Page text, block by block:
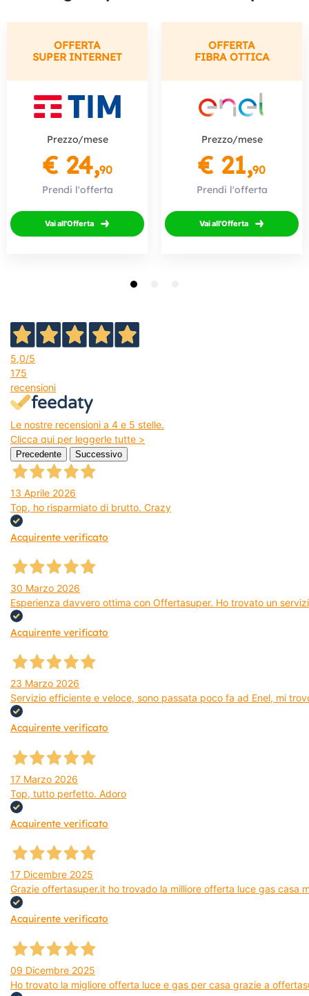
OFFERTA
SUPER INTERNET
Prezzo/mese
€ 24,90
Prendi l'offerta
Vai all'Offerta
OFFERTA
FIBRA OTTICA
Prezzo/mese
€ 21,90
Prendi l'offerta
Vai all'Offerta
5,0/5
175
recensioni
Le nostre recensioni a 4 e 5 stelle.
Clicca qui per leggerle tutte >
Precedente Successivo
13 Aprile 2026
Top, ho risparmiato di brutto. Crazy
Acquirente verificato
30 Marzo 2026
Esperienza davvero ottima con Offertasuper. Ho trovato un
Acquirente verificato
23 Marzo 2026
Servizio efficiente e veloce, sono passata poco fa ad Enel, mi
Acquirente verificato
17 Marzo 2026
Top, tutto perfetto. Adoro
Acquirente verificato
17 Dicembre 2025
Grazie offertasuper.it ho trovado la milliore offerta luce gas casa
Acquirente verificato
09 Dicembre 2025
Ho trovato la migliore offerta luce e gas per casa grazie a